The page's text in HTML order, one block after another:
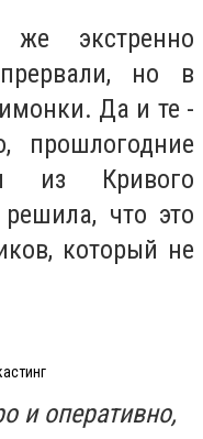
экстренно
но в
Да и те -
прошлогодние
из Кривого
что это
который не
и оперативно,